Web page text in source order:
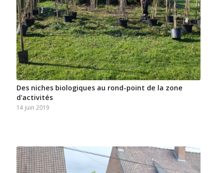
Des niches biologiques au rond-point de la zone
d'activités
14 juin 2019